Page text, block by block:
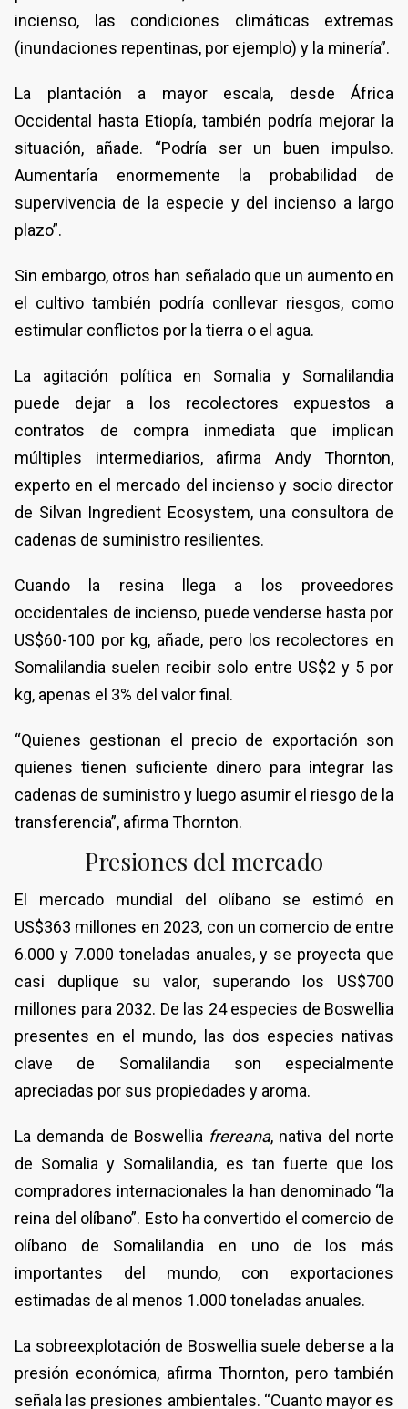
incienso, las condiciones climáticas extremas
(inundaciones repentinas, por ejemplo) y la minería”.
La plantación a mayor escala, desde África
Occidental hasta Etiopía, también podría mejorar la
situación, añade. “Podría ser un buen impulso.
Aumentaría enormemente la probabilidad de
supervivencia de la especie y del incienso a largo
plazo”.
Sin embargo, otros han señalado que un aumento en
el cultivo también podría conllevar riesgos, como
estimular conflictos por la tierra o el agua.
La agitación política en Somalia y Somalilandia
puede dejar a los recolectores expuestos a
contratos de compra inmediata que implican
múltiples intermediarios, afirma Andy Thornton,
experto en el mercado del incienso y socio director
de Silvan Ingredient Ecosystem, una consultora de
cadenas de suministro resilientes.
Cuando la resina llega a los proveedores
occidentales de incienso, puede venderse hasta por
US$60-100 por kg, añade, pero los recolectores en
Somalilandia suelen recibir solo entre US$2 y 5 por
kg, apenas el 3% del valor final.
“Quienes gestionan el precio de exportación son
quienes tienen suficiente dinero para integrar las
cadenas de suministro y luego asumir el riesgo de la
transferencia”, afirma Thornton.
Presiones del mercado
El mercado mundial del olíbano se estimó en
US$363 millones en 2023, con un comercio de entre
6.000 y 7.000 toneladas anuales, y se proyecta que
casi duplique su valor, superando los US$700
millones para 2032. De las 24 especies de Boswellia
presentes en el mundo, las dos especies nativas
clave de Somalilandia son especialmente
apreciadas por sus propiedades y aroma.
La demanda de Boswellia frereana, nativa del norte
de Somalia y Somalilandia, es tan fuerte que los
compradores internacionales la han denominado “la
reina del olíbano”. Esto ha convertido el comercio de
olíbano de Somalilandia en uno de los más
importantes del mundo, con exportaciones
estimadas de al menos 1.000 toneladas anuales.
La sobreexplotación de Boswellia suele deberse a la
presión económica, afirma Thornton, pero también
señala las presiones ambientales. “Cuanto mayor es